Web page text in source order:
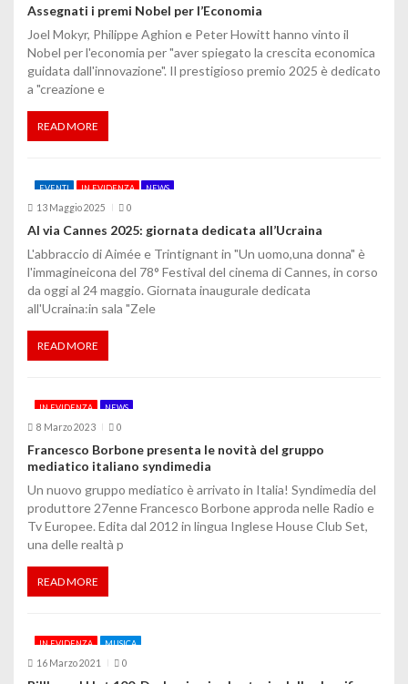
n
e
a
r
t
c
o
l
i
Assegnati i premi Nobel per l’Economia
Joel Mokyr, Philippe Aghion e Peter Howitt hanno vinto il
Nobel per l'economia per "aver spiegato la crescita economica
guidata dall'innovazione". Il prestigioso premio 2025 è dedicato
a "creazione e
READ MORE
EVENTI IN EVIDENZA NEWS
13 Maggio 2025 0
Al via Cannes 2025: giornata dedicata all’Ucraina
L'abbraccio di Aimée e Trintignant in "Un uomo,una donna" è
l'immagineicona del 78° Festival del cinema di Cannes, in corso
da oggi al 24 maggio. Giornata inaugurale dedicata
all'Ucraina:in sala "Zele
READ MORE
IN EVIDENZA NEWS
8 Marzo 2023 0
Francesco Borbone presenta le novità del gruppo
mediatico italiano syndimedia
Un nuovo gruppo mediatico è arrivato in Italia! Syndimedia del
produttore 27enne Francesco Borbone approda nelle Radio e
Tv Europee. Edita dal 2012 in lingua Inglese House Club Set,
una delle realtà p
READ MORE
IN EVIDENZA MUSICA
16 Marzo 2021 0